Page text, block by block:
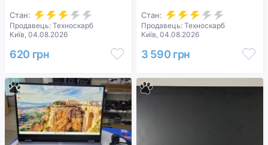
Стан:
Продавець: Техноскарб
Київ, 04.08.2026
620 грн
Стан:
Продавець: Техноскарб
Київ, 04.08.2026
3 590 грн